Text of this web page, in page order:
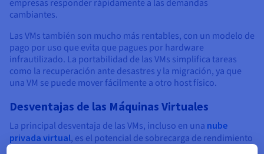
empresas responder rápidamente a las demandas
cambiantes.
Las VMs también son mucho más rentables, con un modelo de
pago por uso que evita que pagues por hardware
infrautilizado. La portabilidad de las VMs simplifica tareas
como la recuperación ante desastres y la migración, ya que
una VM se puede mover fácilmente a otro host físico.
Desventajas de las Máquinas Virtuales
La principal desventaja de las VMs, incluso en una nube
privada virtual, es el potencial de sobrecarga de rendimiento